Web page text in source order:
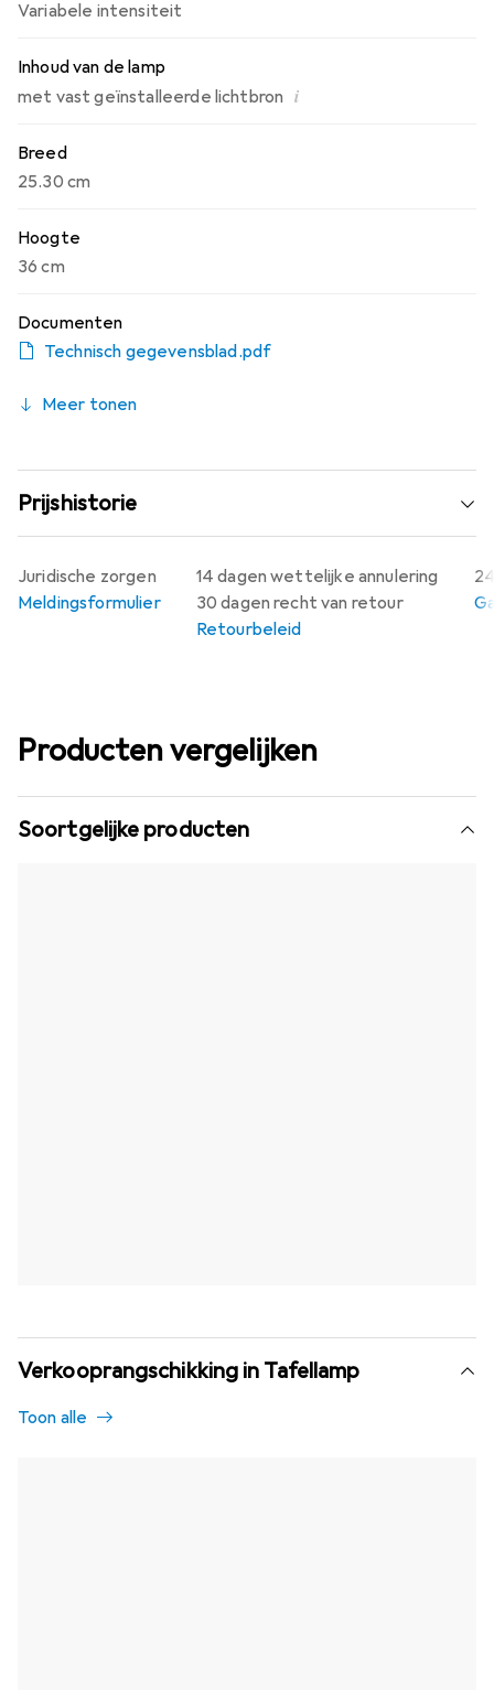
Variabele intensiteit
Inhoud van de lamp
met vast geïnstalleerde lichtbron i
Breed
25.30 cm
Hoogte
36 cm
Documenten
Technisch gegevensblad.pdf
Meer tonen
Prijshistorie
14 dagen wettelijke annulering
30 dagen recht van retour
Retourbeleid
Juridische zorgen
Meldingsformulier
Producten vergelijken
Soortgelijke producten
Verkooprangschikking in Tafellamp
Toon alle